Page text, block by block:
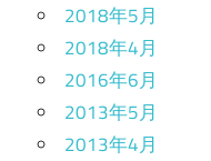
2018年5月
2018年4月
2016年6月
2013年5月
2013年4月